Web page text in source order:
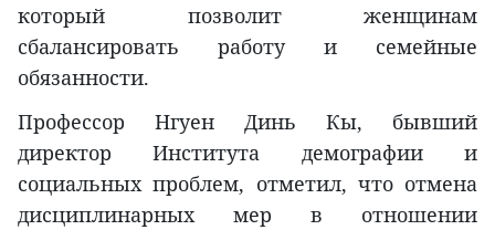
который позволит женщинам
сбалансировать работу и семейные
обязанности.
Профессор Нгуен Динь Кы, бывший
директор Института демографии и
социальных проблем, отметил, что отмена
дисциплинарных мер в отношении